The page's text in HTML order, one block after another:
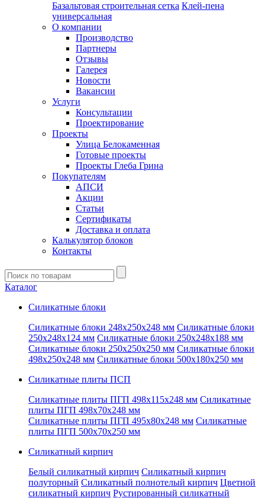
Базальтовая строительная сетка Клей-пена
универсальная
О компании
Производство
Партнеры
Отзывы
Галерея
Новости
Вакансии
Услуги
Консультации
Проектирование
Проекты
Улица Белокаменная
Готовые проекты
Проекты Глеба Грина
Покупателям
АПСИ
Акции
Статьи
Сертификаты
Доставка и оплата
Калькулятор блоков
Контакты
Введите
запрос
Каталог
Силикатные блоки
Силикатные блоки 248x250x248 мм Силикатные блоки
250x248x124 мм Силикатные блоки 250x248x188 мм
Силикатные блоки 250x250x250 мм Силикатные блоки
498x250x248 мм Силикатные блоки 500x180x250 мм
Силикатные плиты ПСП
Силикатные плиты ПГП 498x115x248 мм Силикатные
плиты ПГП 498x70x248 мм
Силикатные плиты ПГП 495x80x248 мм Силикатные
плиты ПГП 500x70x250 мм
Силикатный кирпич
Белый силикатный кирпич Силикатный кирпич
полуторный Силикатный полнотелый кирпич Цветной
силикатный кирпич Рустированный силикатный